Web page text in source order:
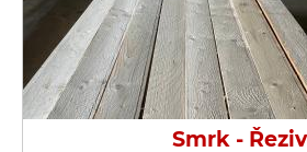
Smrk -